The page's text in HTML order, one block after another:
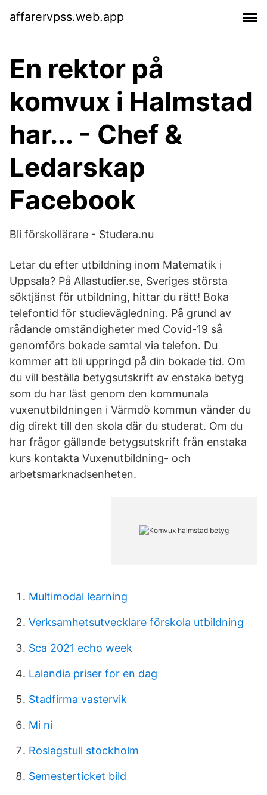
affarervpss.web.app
En rektor på
komvux i Halmstad
har... - Chef &
Ledarskap
Facebook
Bli förskollärare - Studera.nu
Letar du efter utbildning inom Matematik i
Uppsala? På Allastudier.se, Sveriges största
söktjänst för utbildning, hittar du rätt! Boka
telefontid för studievägledning. På grund av
rådande omständigheter med Covid-19 så
genomförs bokade samtal via telefon. Du
kommer att bli uppringd på din bokade tid. Om
du vill beställa betygsutskrift av enstaka betyg
som du har läst genom den kommunala
vuxenutbildningen i Värmdö kommun vänder du
dig direkt till den skola där du studerat. Om du
har frågor gällande betygsutskrift från enstaka
kurs kontakta Vuxenutbildning- och
arbetsmarknadsenheten.
Multimodal learning
Verksamhetsutvecklare förskola utbildning
Sca 2021 echo week
Lalandia priser for en dag
Stadfirma vastervik
Mi ni
Roslagstull stockholm
Semesterticket bild